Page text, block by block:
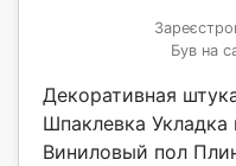
Був на
Декоративная
Шпаклевка Укладка
Виниловый пол